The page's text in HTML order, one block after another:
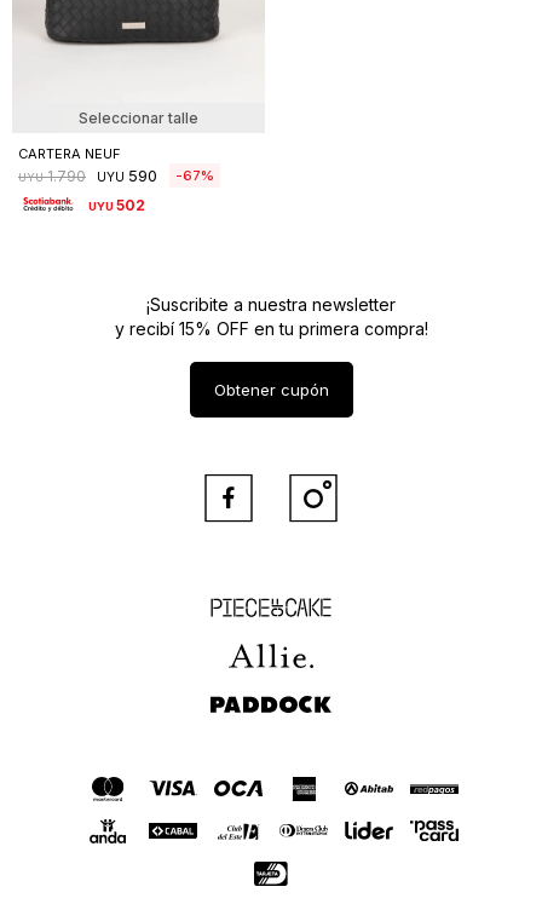
Seleccionar talle
CARTERA NEUF
UYU 1.790 UYU 590 67
UYU502
Piece of Cake
Allie
Paddock
¡Suscribite a nuestra newsletter
y recibí 15% OFF en tu primera compra!
Obtener cupón
 